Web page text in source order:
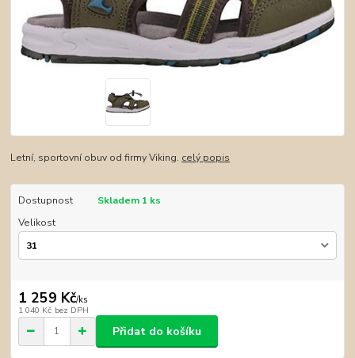
Letní, sportovní obuv od firmy Viking. celý popis
Dostupnost
Skladem 1 ks
Velikost
1 259 Kč/ks
1 040 Kč bez DPH
Přidat do košíku